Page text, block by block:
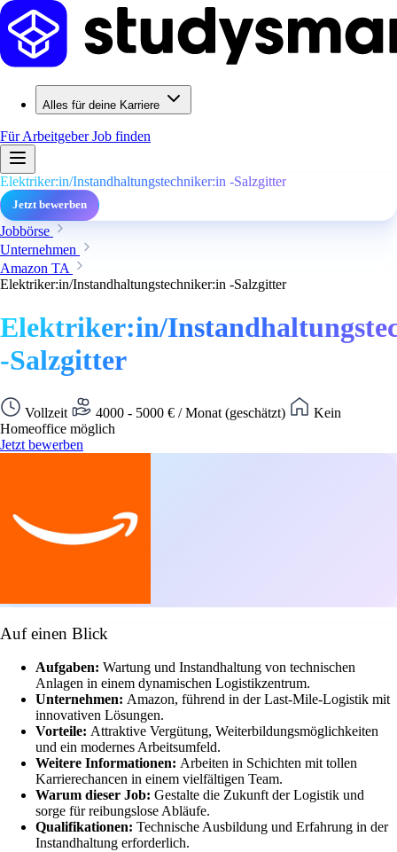
Alles für deine Karriere
Für ArbeitgeberJob finden
Elektriker:in/Instandhaltungstechniker:in -Salzgitter
Jetzt bewerben
Jobbörse
Unternehmen
Amazon TA
Elektriker:in/Instandhaltungstechniker:in -Salzgitter
Elektriker:in/
-Salzgitter
Vollzeit 4000 - 5000 € / Monat (geschätzt)
Kein
Homeoffice möglich
Jetzt bewerben
Auf einen Blick
Aufgaben: Wartung und Instandhaltung von technischen
Anlagen in einem dynamischen Logistikzentrum.
Unternehmen: Amazon, führend in der Last-Mile-Logistik mit
innovativen Lösungen.
Vorteile: Attraktive Vergütung, Weiterbildungsmöglichkeiten
und ein modernes Arbeitsumfeld.
Weitere Informationen: Arbeiten in Schichten mit tollen
Karrierechancen in einem vielfältigen Team.
Warum dieser Job: Gestalte die Zukunft der Logistik und
sorge für reibungslose Abläufe.
Qualifikationen: Technische Ausbildung und Erfahrung in der
Instandhaltung erforderlich.